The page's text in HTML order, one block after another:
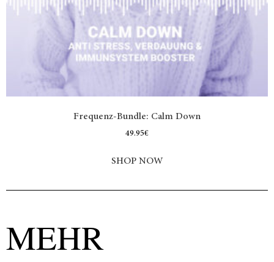
Frequenz-Bundle: Calm Down
49.95€
SHOP NOW
MEHR